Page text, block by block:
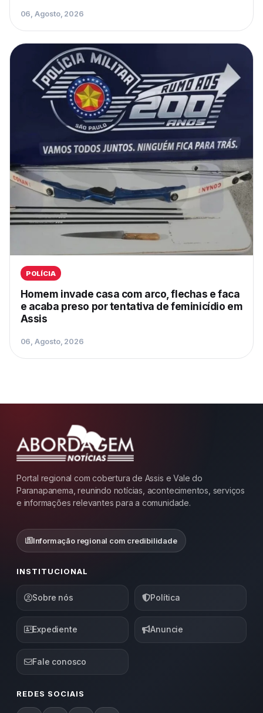
06, Agosto, 2026
POLÍCIA
Homem invade casa com arco, flechas e faca
e acaba preso por tentativa de feminicídio em
Assis
06, Agosto, 2026
Portal regional com cobertura de Assis e Vale do
Paranapanema, reunindo notícias, acontecimentos, serviços
e informações relevantes para a comunidade.
Informação regional com credibilidade
INSTITUCIONAL
Sobre nós Política
Expediente Anuncie
Fale conosco
REDES SOCIAIS